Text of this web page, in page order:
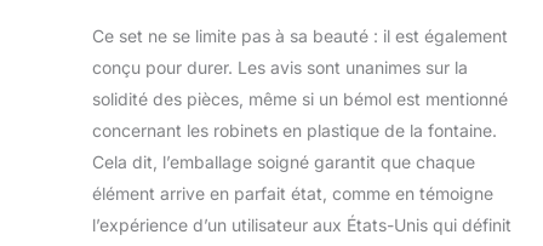
Ce set ne se limite pas à sa beauté : il est également
conçu pour durer. Les avis sont unanimes sur la
solidité des pièces, même si un bémol est mentionné
concernant les robinets en plastique de la fontaine.
Cela dit, l’emballage soigné garantit que chaque
élément arrive en parfait état, comme en témoigne
l’expérience d’un utilisateur aux États-Unis qui définit